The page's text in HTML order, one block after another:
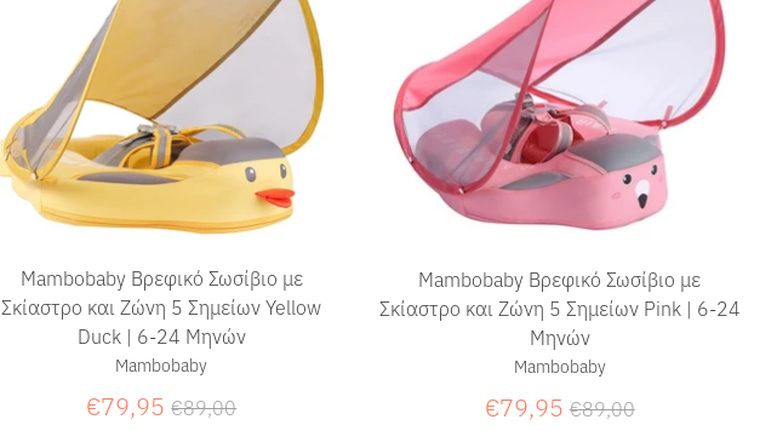
Mambobaby Βρεφικό Σωσίβιο με
Σκίαστρο και Ζώνη 5 Σημείων Yellow
Duck | 6-24 Μηνών
Mambobaby
€79,95 Κανονική
€89,00
Mambobaby Βρεφικό Σωσίβιο με
Σκίαστρο και Ζώνη 5 Σημείων Pink | 6-24
Μηνών
Mambobaby
€79,95 Κανονική
€89,00